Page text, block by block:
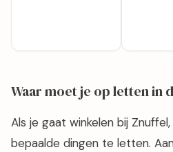
Waar moet je op letten in
Als je gaat winkelen bij
bepaalde dingen te letten.